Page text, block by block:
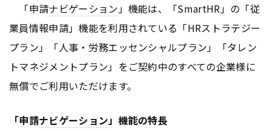
「申請ナビゲーション」機能は、「SmartHR」の「従
業員情報申請」機能を利用されている「HRストラテジー
プラン」「人事・労務エッセンシャルプラン」「タレン
トマネジメントプラン」をご契約中のすべての企業様に
無償でご利用いただけます。
「申請ナビゲーション 」機能の特長